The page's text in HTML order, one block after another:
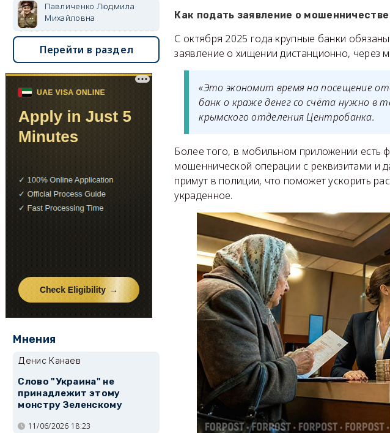
Как подать заявление о
С октября 2025 года крупные банки
заявление о хищении дистанционно, через
«Это экономит время на посещение
банк о краже денег со счёта нужно в
крымского отделения Центробанка.
Более того, в мобильном приложении есть
мошеннической операции с реквизитами и
примут в полиции, что поможет ускорить
украденное.
Павличенко Людмила
Михайловна
Перейти в раздел
Мнения
Денис Канаев
Слово "Украина" не
принадлежит этому
монстру Зеленскому
11/06/2026 18:23